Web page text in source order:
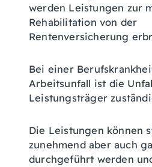
werden Leistungen zur
Rehabilitation von der
Rentenversicherung
Bei einer
Arbeitsunfall ist die
Leistungsträger
Die Leistungen können
zunehmend aber auch
durchgeführt werden